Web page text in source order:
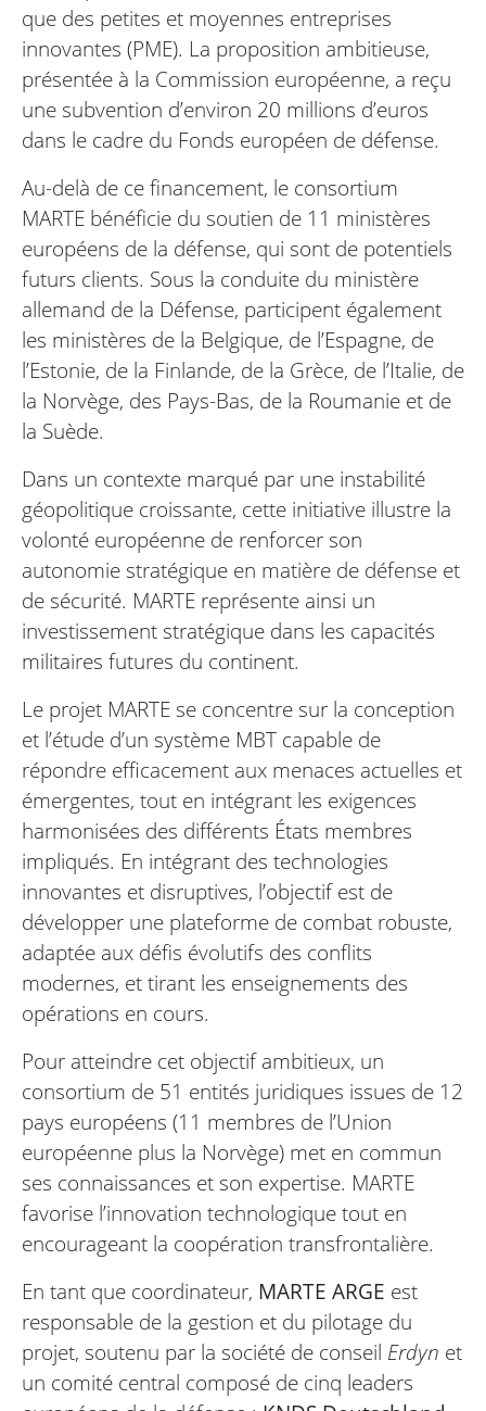
que des petites et moyennes entreprises
innovantes (PME). La proposition ambitieuse,
présentée à la Commission européenne, a reçu
une subvention d’environ 20 millions d’euros
dans le cadre du Fonds européen de défense.
Au-delà de ce financement, le consortium
MARTE bénéficie du soutien de 11 ministères
européens de la défense, qui sont de potentiels
futurs clients. Sous la conduite du ministère
allemand de la Défense, participent également
les ministères de la Belgique, de l’Espagne, de
l’Estonie, de la Finlande, de la Grèce, de l’Italie, de
la Norvège, des Pays-Bas, de la Roumanie et de
la Suède.
Dans un contexte marqué par une instabilité
géopolitique croissante, cette initiative illustre la
volonté européenne de renforcer son
autonomie stratégique en matière de défense et
de sécurité. MARTE représente ainsi un
investissement stratégique dans les capacités
militaires futures du continent.
Le projet MARTE se concentre sur la conception
et l’étude d’un système MBT capable de
répondre efficacement aux menaces actuelles et
émergentes, tout en intégrant les exigences
harmonisées des différents États membres
impliqués. En intégrant des technologies
innovantes et disruptives, l’objectif est de
développer une plateforme de combat robuste,
adaptée aux défis évolutifs des conflits
modernes, et tirant les enseignements des
opérations en cours.
Pour atteindre cet objectif ambitieux, un
consortium de 51 entités juridiques issues de 12
pays européens (11 membres de l’Union
européenne plus la Norvège) met en commun
ses connaissances et son expertise. MARTE
favorise l’innovation technologique tout en
encourageant la coopération transfrontalière.
En tant que coordinateur, MARTE ARGE est
responsable de la gestion et du pilotage du
projet, soutenu par la société de conseil Erdyn et
un comité central composé de cinq leaders